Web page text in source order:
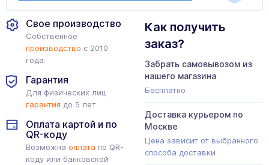
Свое производство
Собственное
производство с 2010
года.
Гарантия
Для физических лиц
гарантия до 5 лет
Оплата картой и по
QR-коду
Возможна оплата по QR-
коду или банковской
Как получить
заказ?
Забрать самовывозом из
нашего магазина
Бесплатно
Доставка курьером по
Москве
Цена зависит от выбранного
способа доставки